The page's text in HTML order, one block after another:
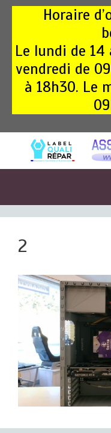
Aller
Horaire
Le lundi de 14
vendredi de
à 18h30. Le
2